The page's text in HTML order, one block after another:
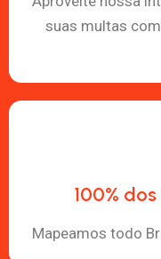
suas multas
100%
Mapeamos todo